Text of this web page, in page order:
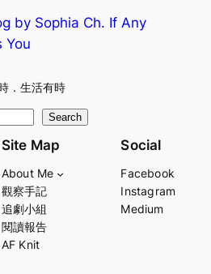
by Sophia Ch. If Any
You
．生活有時
Search
Site Map
About Me
觀察手記
追劇小組
閱讀報告
AF Knit
Social
Facebook
Instagram
Medium